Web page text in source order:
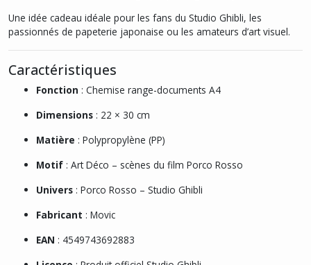
Une idée cadeau idéale pour les fans du Studio Ghibli, les
passionnés de papeterie japonaise ou les amateurs d’art visuel.
Caractéristiques
Fonction : Chemise range-documents A4
Dimensions : 22 × 30 cm
Matière : Polypropylène (PP)
Motif : Art Déco – scènes du film Porco Rosso
Univers : Porco Rosso – Studio Ghibli
Fabricant : Movic
EAN : 4549743692883